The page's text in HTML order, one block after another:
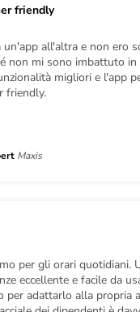
friendly
un'app all'altra e non ero
non mi sono imbattuto in
migliori e l'app
friendly.
Maxis
per gli orari quotidiani.
eccellente e facile da
per adattarlo alla propria